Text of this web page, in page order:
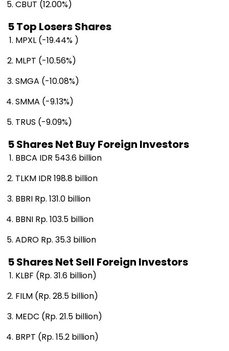
CBUT (12.00%)
5 Top Losers Shares
MPXL (-19.44% )
MLPT (-10.56%)
SMGA (-10.08%)
SMMA (-9.13%)
TRUS (-9.09%)
5 Shares Net Buy Foreign Investors
BBCA IDR 543.6 billion
TLKM IDR 198.8 billion
BBRI Rp. 131.0 billion
BBNI Rp. 103.5 billion
ADRO Rp. 35.3 billion
5 Shares Net Sell Foreign Investors
KLBF (Rp. 31.6 billion)
FILM (Rp. 28.5 billion)
MEDC (Rp. 21.5 billion)
BRPT (Rp. 15.2 billion)